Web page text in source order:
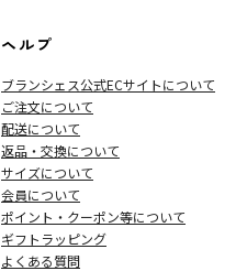
ヘルプ
ブランシェス公式ECサイトについて
ご注文について
配送について
返品・交換について
サイズについて
会員について
ポイント・クーポン等について
ギフトラッピング
よくある質問